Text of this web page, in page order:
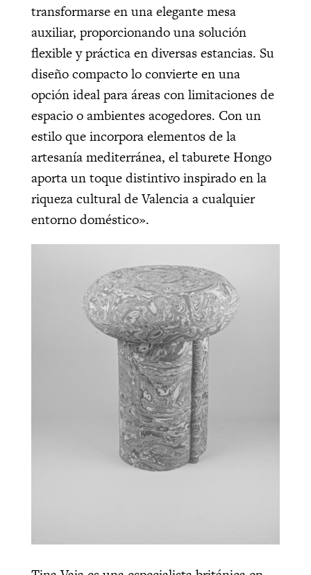
transformarse en una elegante mesa
auxiliar, proporcionando una solución
flexible y práctica en diversas estancias. Su
diseño compacto lo convierte en una
opción ideal para áreas con limitaciones de
espacio o ambientes acogedores. Con un
estilo que incorpora elementos de la
artesanía mediterránea, el taburete Hongo
aporta un toque distintivo inspirado en la
riqueza cultural de Valencia a cualquier
entorno doméstico».